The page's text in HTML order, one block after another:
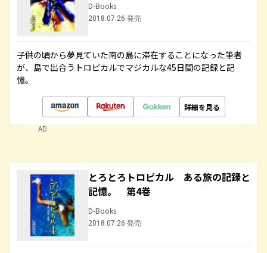
D-Books
2018.07.26 発売
子供の頃から夢見ていた南の島に滞在することになった筆者
が、島で出合うトロピカルでマジカルな45日間の記録と記
憶。
詳細を見る
AD
とろとろトロピカル ある旅の記録と
記憶。 第4巻
D-Books
2018.07.26 発売